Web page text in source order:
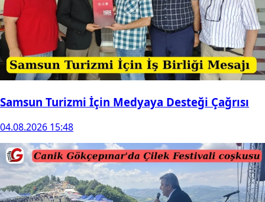
Samsun Turizmi İçin Medyaya Desteği Çağrısı
04.08.2026 15:48